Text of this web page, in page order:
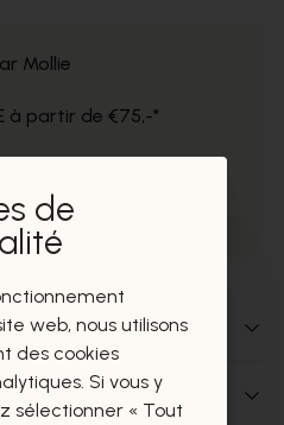
Mollie
à partir de €75,-*
nos magasins
de
web, nous utilisons
des cookies
Si vous y
sélectionner « Tout